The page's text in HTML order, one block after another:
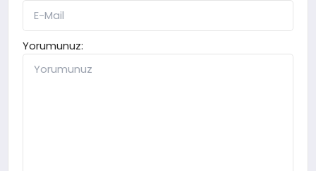
Yorumunuz: